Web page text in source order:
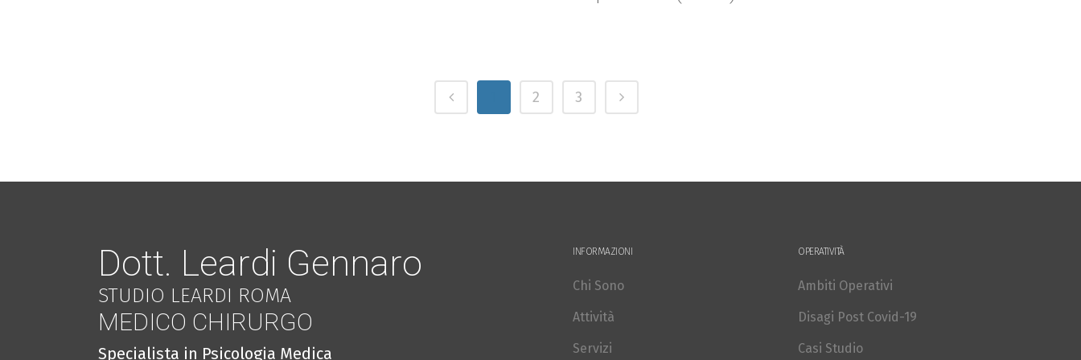
2 3
Dott. Leardi Gennaro
STUDIO LEARDI ROMA
MEDICO CHIRURGO
Specialista in Psicologia Medica
INFORMAZIONI
Chi Sono
Attività
Servizi
OPERATIVITÀ
Ambiti Operativi
Disagi Post Covid-19
Casi Studio